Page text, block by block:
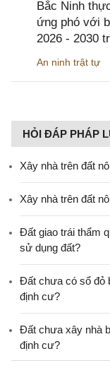
Bắc Ninh
ứng phó với
2026 - 2030
An ninh trật tự
HỎI ĐÁP PHÁP
Xây nhà trên đất
Xây nhà trên đất
Đất giao trái thẩm
sử dụng đất?
Đất chưa có sổ đỏ
định cư?
Đất chưa xây nhà
định cư?